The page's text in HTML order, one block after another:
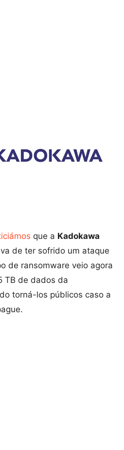
que a Kadokawa
de ter sofrido um ataque
de ransomware veio agora
TB de dados da
torná-los públicos caso a